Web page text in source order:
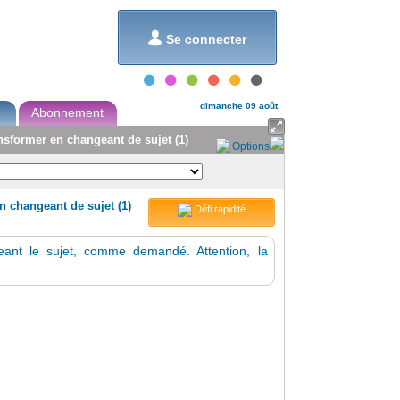
 Se connecter
Abonnement dimanche 09 août

en changeant de sujet (1) Options
Défi rapidité
changeant de sujet (1)
le sujet, comme demandé. Attention, la